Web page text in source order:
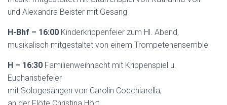
und Alexandra Beister mit Gesang
H-Bhf – 16:00 Kinderkrippenfeier zum Hl. Abend,
musikalisch mitgestaltet von einem Trompetenensemble
H – 16:30 Familienweihnacht mit Krippenspiel u.
Eucharistiefeier
mit Sologesängen von Carolin Cocchiarella,